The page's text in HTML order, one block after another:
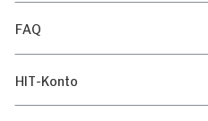
FAQ
HIT-Konto